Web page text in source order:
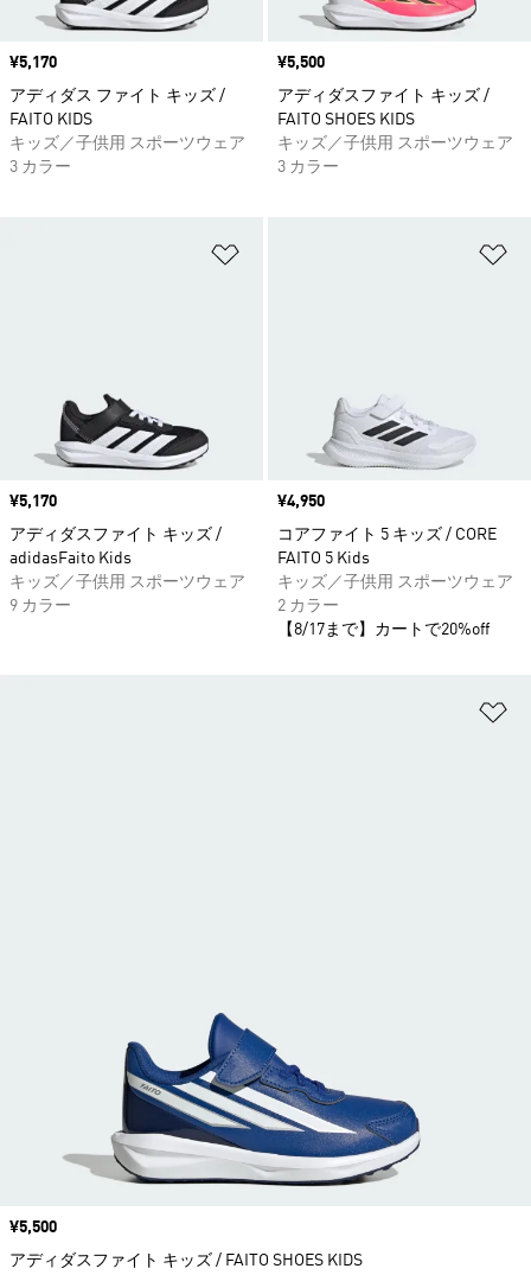
価格
¥5,170
アディダス ファイト キッズ /
FAITO KIDS
キッズ／子供用 スポーツウェア
3 カラー
価格
¥5,500
アディダスファイト キッズ /
FAITO SHOES KIDS
キッズ／子供用 スポーツウェア
3 カラー
価格
¥5,170
アディダスファイト キッズ /
adidasFaito Kids
キッズ／子供用 スポーツウェア
9 カラー
価格
¥4,950
コアファイト 5 キッズ / CORE
FAITO 5 Kids
キッズ／子供用 スポーツウェア
2 カラー
【8/17まで】カートで20%off
価格
¥5,500
アディダスファイト キッズ / FAITO SHOES KIDS